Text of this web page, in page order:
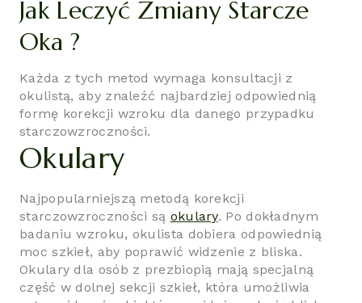
Jak Leczyć Zmiany Starcze
Oka ?
Każda z tych metod wymaga konsultacji z
okulistą, aby znaleźć najbardziej odpowiednią
formę korekcji wzroku dla danego przypadku
starczowzroczności.
Okulary
Najpopularniejszą metodą korekcji
starczowzroczności są okulary. Po dokładnym
badaniu wzroku, okulista dobiera odpowiednią
moc szkieł, aby poprawić widzenie z bliska.
Okulary dla osób z prezbiopią mają specjalną
część w dolnej sekcji szkieł, która umożliwia